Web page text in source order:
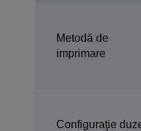
Metodă de
imprimare
Configuraţie